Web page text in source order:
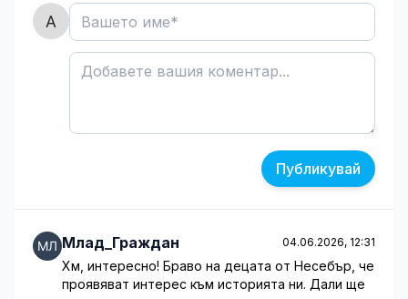
Публикувай
Млад_Граждан 04.06.2026, 12:31
Хм, интересно! Браво на децата от Несебър, че
проявяват интерес към историята ни. Дали ще